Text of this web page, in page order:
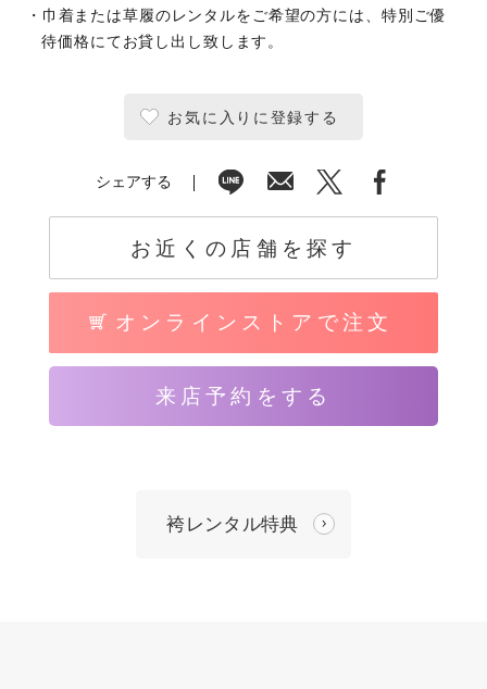
・巾着または草履のレンタルをご希望の方には、特別ご優
待価格にてお貸し出し致します。
お気に入りに登録する
シェアする
お近くの店舗を探す
オンラインストアで注文
来店予約をする
袴レンタル特典